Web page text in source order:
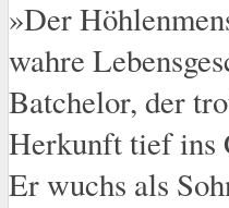
»Der
wahre
Batchelor, der
Herkunft tief ins
Er wuchs als